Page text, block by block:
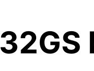
32GS